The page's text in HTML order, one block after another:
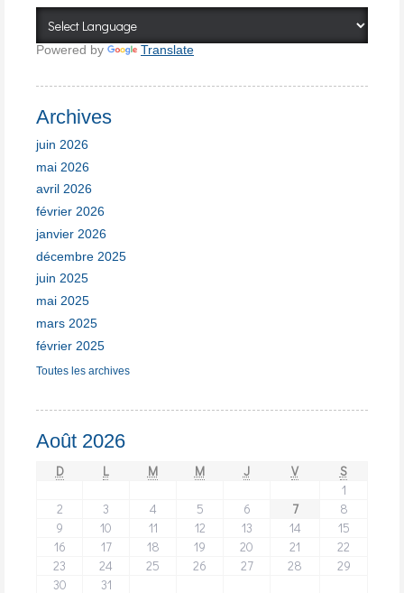
Powered by Translate
Archives
juin 2026
mai 2026
avril 2026
février 2026
janvier 2026
décembre 2025
juin 2025
mai 2025
mars 2025
février 2025
Toutes les archives
Août 2026
D L M M J V
S
1
2
3 4 5 6 7
8
9
10 11 12 13 14
15
16
17 18 19 20 21
22
23
24 25 26 27 28
29
30
31